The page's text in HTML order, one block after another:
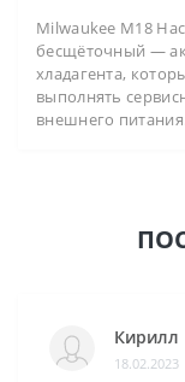
Milwaukee M18
бесщёточный —
хладагента,
выполнять
внешнего
Кирилл
18.02.2023